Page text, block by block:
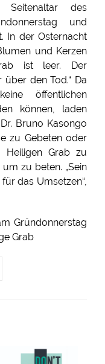
des
und
In der Osternacht
und Kerzen
ist leer. Der
den Tod.“ Da
öffentlichen
können, laden
Bruno Kasongo
zu Gebeten oder
Heiligen Grab zu
zu beten. „Sein
das Umsetzen“,
Gründonnerstag
Grab